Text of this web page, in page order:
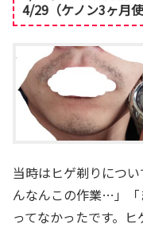
4/29（ケノン3ヶ月
当時はヒゲ剃りにつ
んなんこの作業…」
ってなかったです。